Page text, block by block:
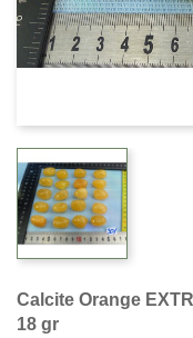
Calcite Orange
18 gr